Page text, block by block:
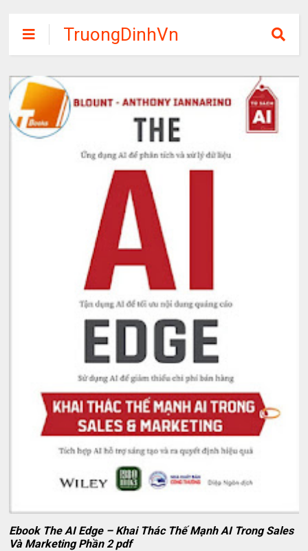
TruongDinhVn
Chia sẽ ebook,
các khóa học,
phần mềm học
tập miễn phí
Ebook The AI Edge – Khai Thác Thế Mạnh AI Trong Sales
Và Marketing Phần 2 pdf